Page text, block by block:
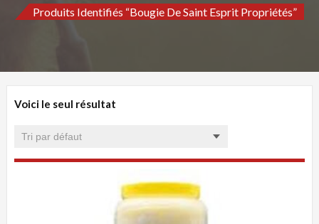
Produits Identifiés “Bougie De Saint Esprit Propriétés”
Voici le seul résultat